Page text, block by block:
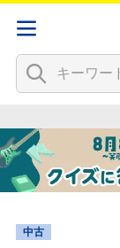
中古